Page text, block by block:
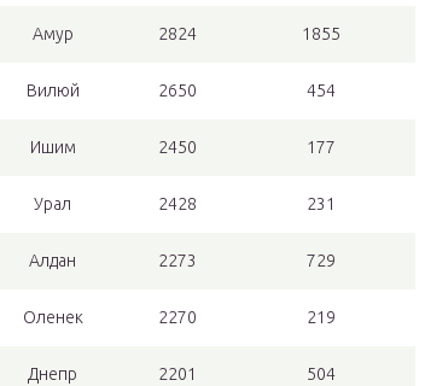
Амур 2824 1855
Вилюй 2650 454
Ишим 2450 177
Урал 2428 231
Алдан 2273 729
Оленек 2270 219
Днепр 2201 504